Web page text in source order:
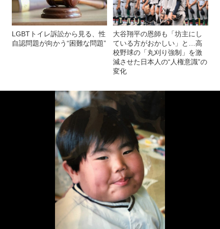
LGBTトイレ訴訟から見る、性
自認問題が向かう“困難な問題”
大谷翔平の恩師も「坊主にし
ている方がおかしい」と…高
校野球の「丸刈り強制」を激
減させた日本人の“人権意識”の
変化